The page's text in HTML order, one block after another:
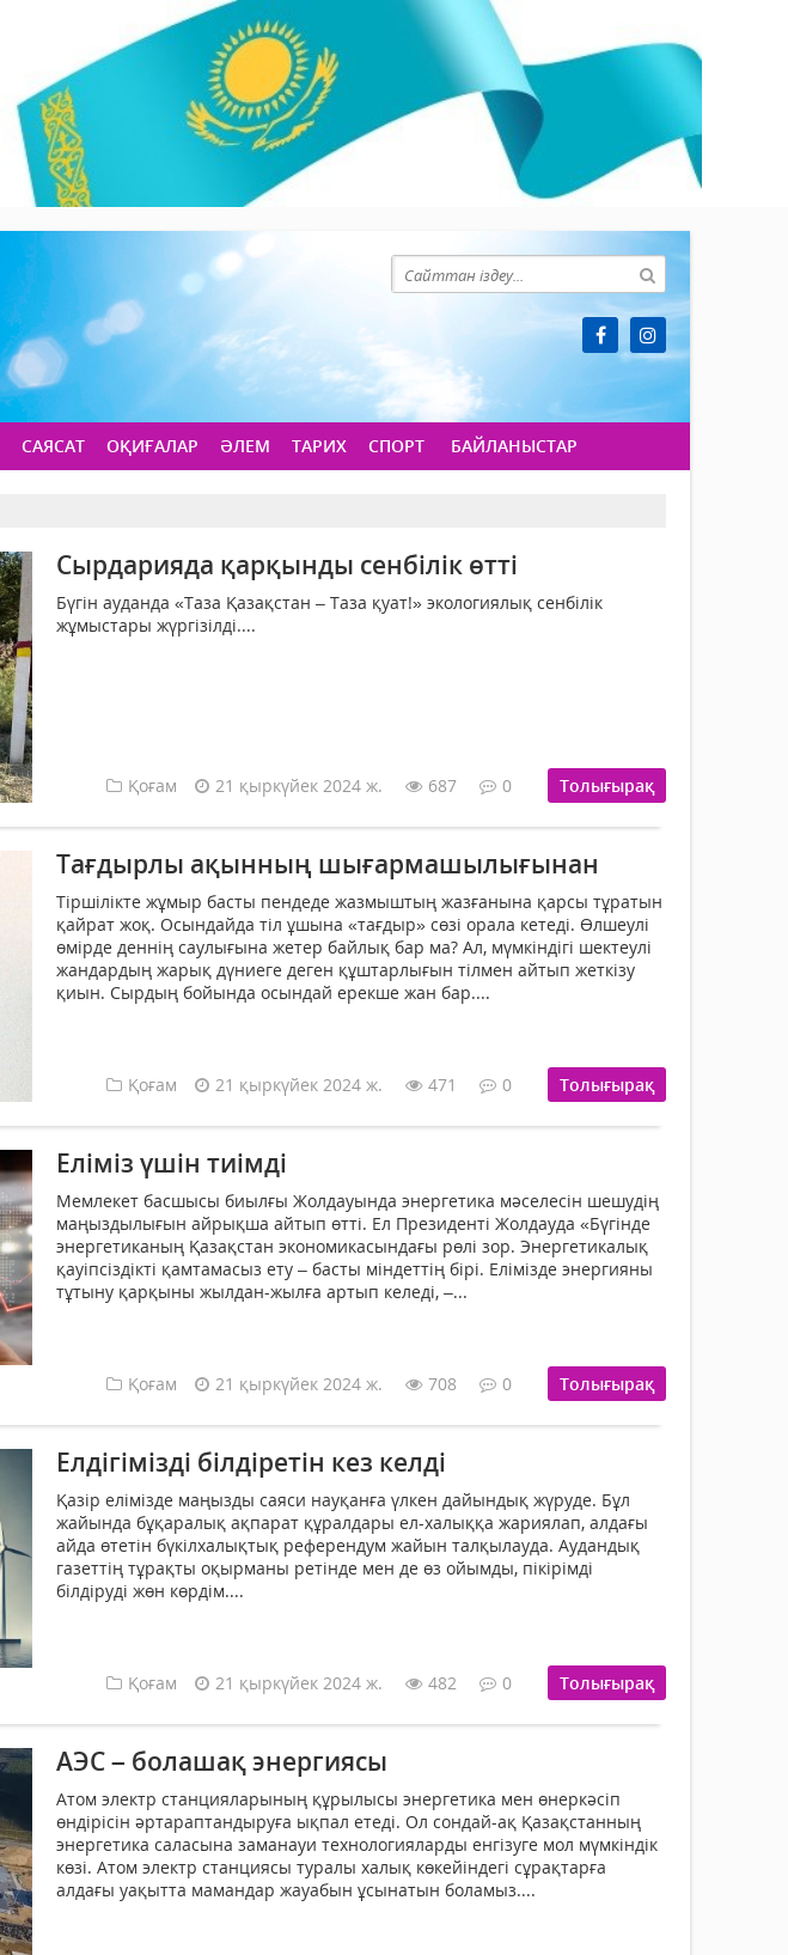
САЯСАТ ОҚИҒАЛАР ӘЛЕМ ТАРИХ СПОРТ БАЙЛАНЫСТАР
Сырдарияда қарқынды сенбілік өтті
Бүгін ауданда «Таза Қазақстан – Таза қуат!» экологиялық сенбілік
жұмыстары жүргізілді....
Қоғам 21 қыркүйек 2024 ж. 687 0 Толығырақ
Тағдырлы ақынның шығармашылығынан
Тіршілікте жұмыр басты пендеде жазмыштың жазғанына қарсы тұратын
қайрат жоқ. Осындайда тіл ұшына «тағдыр» сөзі орала кетеді. Өлшеулі
өмірде деннің саулығына жетер байлық бар ма? Ал, мүмкіндігі шектеулі
жандардың жарық дүниеге деген құштарлығын тілмен айтып жеткізу
қиын. Сырдың бойында осындай ерекше жан бар....
Қоғам 21 қыркүйек 2024 ж. 471 0 Толығырақ
Еліміз үшін тиімді
Мемлекет басшысы биылғы Жолдауында энергетика мәселесін шешудің
маңыздылығын айрықша айтып өтті. Ел Президенті Жолдауда «Бүгінде
энергетиканың Қазақстан экономикасындағы рөлі зор. Энергетикалық
қауіпсіздікті қамтамасыз ету – басты міндеттің бірі. Елімізде энергияны
тұтыну қарқыны жылдан-жылға артып келеді, –...
Қоғам 21 қыркүйек 2024 ж. 708 0 Толығырақ
Елдігімізді білдіретін кез келді
Қазір елімізде маңызды саяси науқанға үлкен дайындық жүруде. Бұл
жайында бұқаралық ақпарат құралдары ел-халыққа жария­лап, алдағы
айда өтетін бүкілхалықтық референдум жайын талқылауда. Аудандық
газеттің тұрақты оқырманы ретінде мен де өз ойымды, пікірімді
білдіруді жөн көрдім....
Қоғам 21 қыркүйек 2024 ж. 482 0 Толығырақ
АЭС – болашақ энергиясы
Атом электр станцияларының құрылысы энергетика мен өнеркәсіп
өндірісін әртараптандыруға ықпал етеді. Ол сондай-ақ Қазақстанның
энергетика саласына заманауи технологияларды енгізуге мол мүмкіндік
көзі. Атом электр станциясы туралы халық көкейіндегі сұрақтарға
алдағы уақытта мамандар жауабын ұсынатын боламыз....